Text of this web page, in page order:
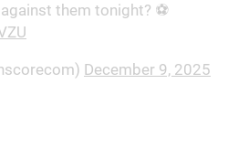
them tonight? ⚽
December 9, 2025